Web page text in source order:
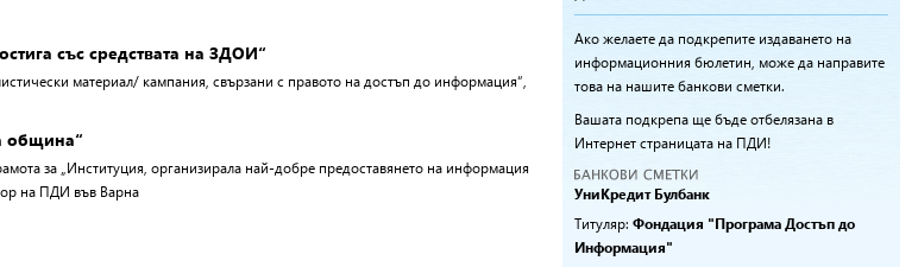
Ако желаете да подкрепите издаването на
информационния бюлетин, може да направите
това на нашите банкови сметки.
Вашата подкрепа ще бъде отбелязана в
Интернет страницата на ПДИ!
УниKредит Булбанк
Титуляр: Фондация "Програма Достъп до
Информация"
със средствата на ЗДОИ“
материал/ кампания, свързани с правото на достъп до информация“,
община“
за „Институция, организирала най-добре предоставянето на информация
на ПДИ във Варна